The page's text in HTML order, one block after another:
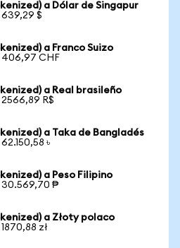
a Dólar de Singapur
639,29 $
a Franco Suizo
406,97 CHF
a Real brasileño
2566,89 R$
a Taka de Bangladés
৳
a Peso Filipino
30.569,70 ₱
a Złoty polaco
zł